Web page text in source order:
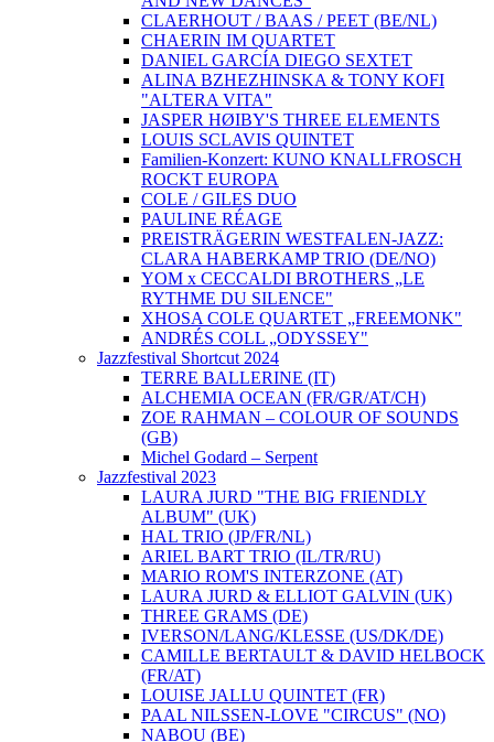
CLAERHOUT / BAAS / PEET (BE/NL)
CHAERIN IM QUARTET
DANIEL GARCÍA DIEGO SEXTET
ALINA BZHEZHINSKA & TONY KOFI
"ALTERA VITA"
JASPER HØIBY'S THREE ELEMENTS
LOUIS SCLAVIS QUINTET
Familien-Konzert: KUNO KNALLFROSCH
ROCKT EUROPA
COLE / GILES DUO
PAULINE RÉAGE
PREISTRÄGERIN WESTFALEN-JAZZ:
CLARA HABERKAMP TRIO (DE/NO)
YOM x CECCALDI BROTHERS „LE
RYTHME DU SILENCE"
XHOSA COLE QUARTET „FREEMONK"
ANDRÉS COLL „ODYSSEY"
Jazzfestival Shortcut 2024
TERRE BALLERINE (IT)
ALCHEMIA OCEAN (FR/GR/AT/CH)
ZOE RAHMAN – COLOUR OF SOUNDS
(GB)
Michel Godard – Serpent
Jazzfestival 2023
LAURA JURD "THE BIG FRIENDLY
ALBUM" (UK)
HAL TRIO (JP/FR/NL)
ARIEL BART TRIO (IL/TR/RU)
MARIO ROM'S INTERZONE (AT)
LAURA JURD & ELLIOT GALVIN (UK)
THREE GRAMS (DE)
IVERSON/LANG/KLESSE (US/DK/DE)
CAMILLE BERTAULT & DAVID HELBOCK
(FR/AT)
LOUISE JALLU QUINTET (FR)
PAAL NILSSEN-LOVE "CIRCUS" (NO)
NABOU (BE)